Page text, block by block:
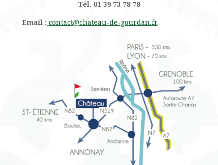
Tél. 01 39 73 78 78
Email : contact@chateau-de-gourdan.fr